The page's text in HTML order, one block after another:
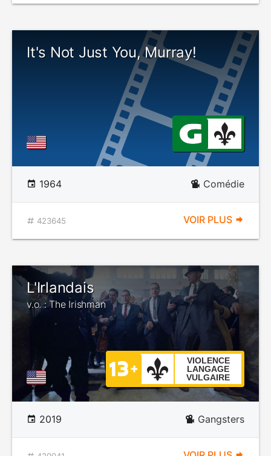
It's Not Just You, Murray!
1964 Comédie
423645 VOIR PLUS
L'Irlandais
v.o. : The Irishman
VIOLENCE
LANGAGE
VULGAIRE
2019 Gangsters